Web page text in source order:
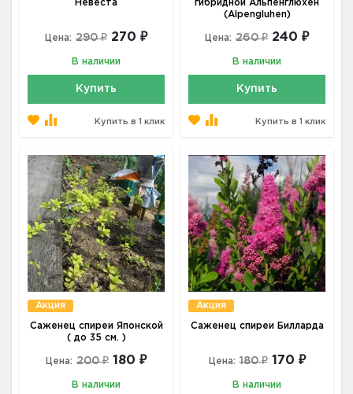
Невеста
Цена: 290 ₽ 270 ₽
В наличии
Купить
Купить в 1 клик
гибридной Альпенглюхен
(Alpengluhen)
Цена: 260 ₽ 240 ₽
В наличии
Купить
Купить в 1 клик
Акция
Саженец спиреи Японской
( до 35 см. )
Цена: 200 ₽ 180 ₽
В наличии
Акция
Саженец спиреи Билларда
Цена: 180 ₽ 170 ₽
В наличии